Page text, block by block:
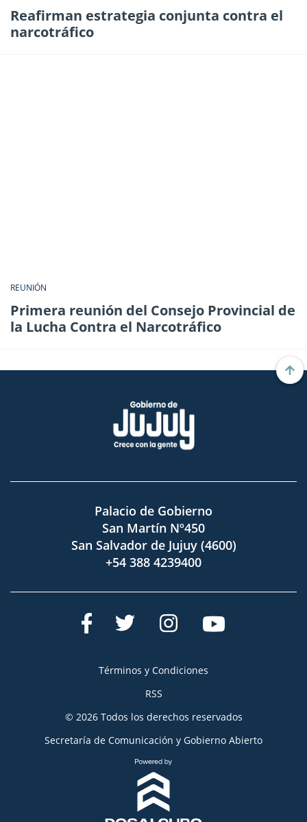
Reafirman estrategia conjunta contra el
narcotráfico
REUNIÓN
Primera reunión del Consejo Provincial de
la Lucha Contra el Narcotráfico
Palacio de Gobierno
San Martín Nº450
San Salvador de Jujuy (4600)
+54 388 4239400
Términos y Condiciones
RSS
© 2026 Todos los derechos reservados
Secretaría de Comunicación y Gobierno Abierto